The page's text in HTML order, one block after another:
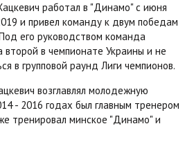
работал в "Динамо" с июня
и привел команду к двум победам
его руководством команда
в чемпионате Украины и не
в групповой раунд Лиги чемпионов.
возглавлял молодежную
- 2016 годах был главным тренером
тренировал минское "Динамо" и